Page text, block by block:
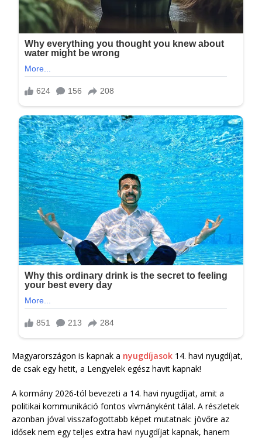
Magyarországon is kapnak a nyugdíjasok 14. havi nyugdíjat,
de csak egy hetit, a Lengyelek egész havit kapnak!
A kormány 2026-tól bevezeti a 14. havi nyugdíjat, amit a
politikai kommunikáció fontos vívmányként tálal. A részletek
azonban jóval visszafogottabb képet mutatnak: jövőre az
idősek nem egy teljes extra havi nyugdíjat kapnak, hanem